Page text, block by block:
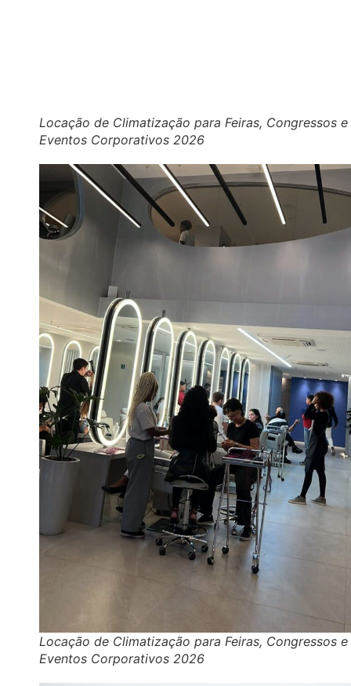
Locação de Climatização para Feiras, Congressos e
Eventos Corporativos 2026
Locação de Climatização para Feiras, Congressos e
Eventos Corporativos 2026